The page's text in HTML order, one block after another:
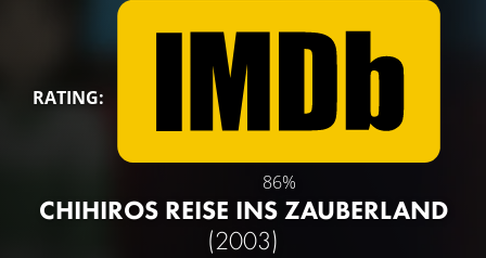
RATING:
86%
CHIHIROS REISE INS ZAUBERLAND
(2003)